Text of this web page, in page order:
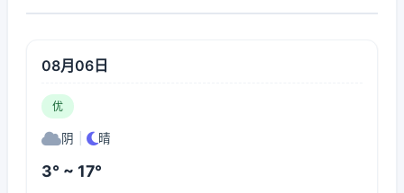
08月06日
优
阴 晴
3° ~ 17°